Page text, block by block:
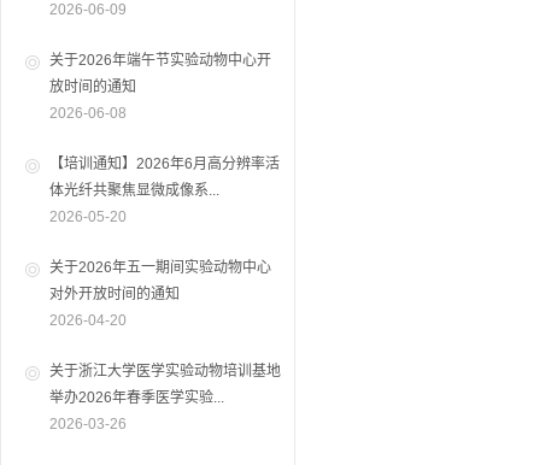
2026-06-09
关于2026年端午节实验动物中心开
放时间的通知
2026-06-08
【培训通知】2026年6月高分辨率活
体光纤共聚焦显微成像系...
2026-05-20
关于2026年五一期间实验动物中心
对外开放时间的通知
2026-04-20
关于浙江大学医学实验动物培训基地
举办2026年春季医学实验...
2026-03-26